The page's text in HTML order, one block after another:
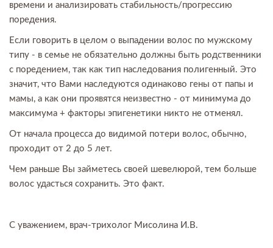
времени и анализировать стабильность/прогрессию
поредения.
Если говорить в целом о выпадении волос по мужскому
типу - в семье не обязательно должны быть родственники
с поредением, так как тип наследования полигенный. Это
значит, что Вами наследуются одинаково гены от папы и
мамы, а как они проявятся неизвестно - от минимума до
максимума + факторы эпигенетики никто не отменял.
От начала процесса до видимой потери волос, обычно,
проходит от 2 до 5 лет.
Чем раньше Вы займетесь своей шевелюрой, тем больше
волос удасться сохранить. Это факт.
С уважением, врач-трихолог Мисолина И.В.